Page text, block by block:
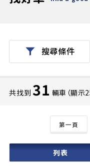
搜尋條件
共找到 31 輛車（顯示
第一頁
列表